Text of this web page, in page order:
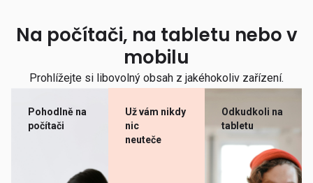
Na počítači, na tabletu nebo v
mobilu
Prohlížejte si libovolný obsah z jakéhokoliv zařízení.
Pohodlně na
počítači
Už vám nikdy
nic
neuteče
Odkudkoli na
tabletu